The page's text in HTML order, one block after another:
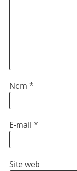
Nom *
E-mail *
Site web